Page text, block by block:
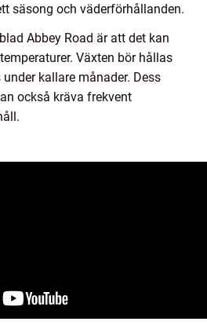
säsong och väderförhållanden.
Abbey Road är att det kan
Växten bör hållas
kallare månader. Dess
också kräva frekvent